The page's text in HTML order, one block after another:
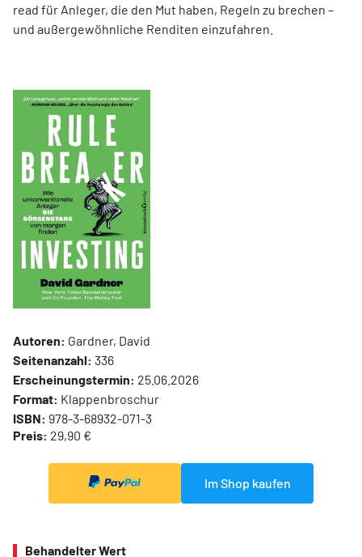
read für Anleger, die den Mut haben, Regeln zu brechen –
und außergewöhnliche Renditen einzufahren.
Autoren: Gardner, David
Seitenanzahl: 336
Erscheinungstermin: 25.06.2026
Format: Klappenbroschur
ISBN: 978-3-68932-071-3
Preis: 29,90 €
Im Shop kaufen
Behandelter Wert